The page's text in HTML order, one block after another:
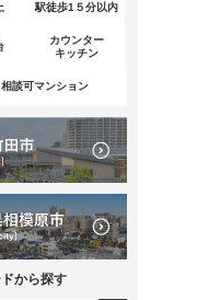
駅徒歩1５分以内
カウンター
キッチン
談可マンション
から探す